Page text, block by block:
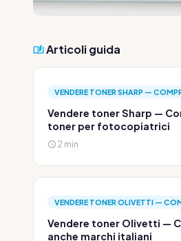
Articoli guida
VENDERE TONER SHARP —
Vendere toner Sharp —
toner per fotocopiatrici
2 min
VENDERE TONER OLIVETTI —
Vendere toner Olivetti —
anche marchi italiani